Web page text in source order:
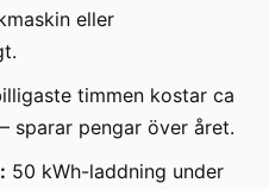
eller
timmen kostar ca
pengar över året.
50 kWh-laddning under